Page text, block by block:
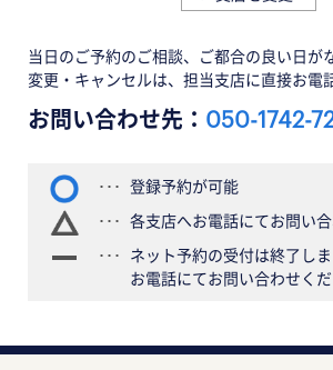
当日のご予約のご相談、ご都合の良い日が
変更・キャンセルは、担当支店に直接お電
お問い合わせ先： 050-1742-
登録予約が可能
各支店へお電話にてお問い合
ネット予約の受付は終了し
お電話にてお問い合わせくだ